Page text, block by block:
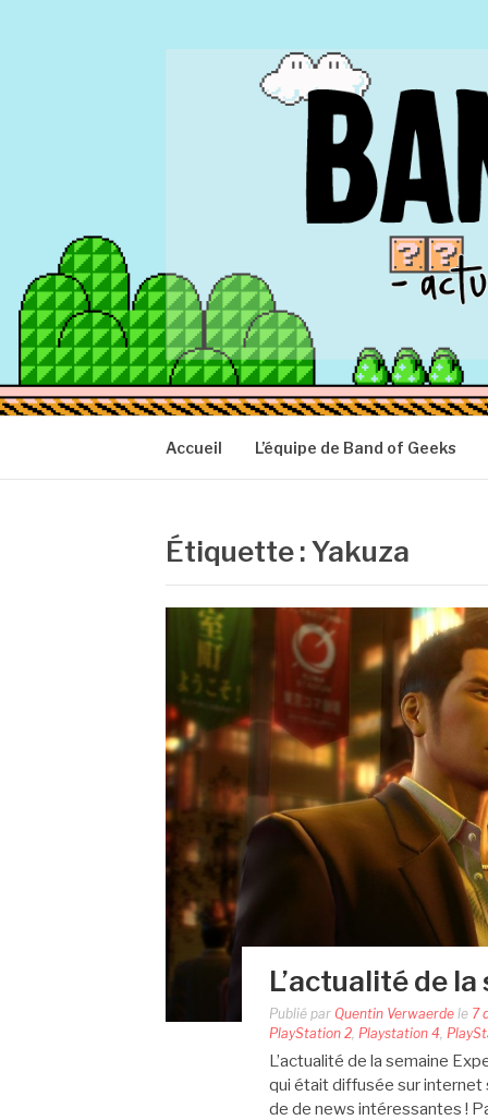
BAND OF
Actu Geek d'hier et d'aujourd'hui
Accueil L’équipe de Band of Geeks
Étiquette :Yakuza
L’actualité de
Publié par Quentin Verwaerde le 7
PlayStation 2 Playstation 4
L’actualité de la semaine
qui était diffusée sur internet
de de news intéressantes !